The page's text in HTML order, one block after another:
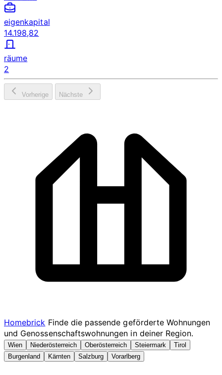
eigenkapital
14.198,82
räume
2
Vorherige Nächste
Homebrick Finde die passende geförderte Wohnungen
und Genossenschaftswohnungen in deiner Region.
Wien Niederösterreich Oberösterreich Steiermark
Tirol
Burgenland
Kärnten Salzburg Vorarlberg